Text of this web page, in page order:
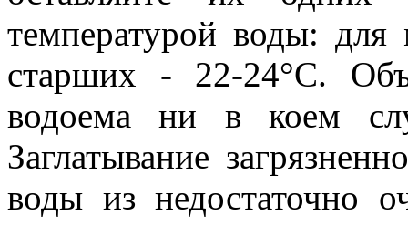
температурой воды:
старших - 22-24°C.
водоема ни в коем
Заглатывание
воды из недостаточно